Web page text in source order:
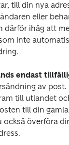
till din nya
eller
därför ihåg att
inte
endast
av post.
till utlandet
till din
också överföra